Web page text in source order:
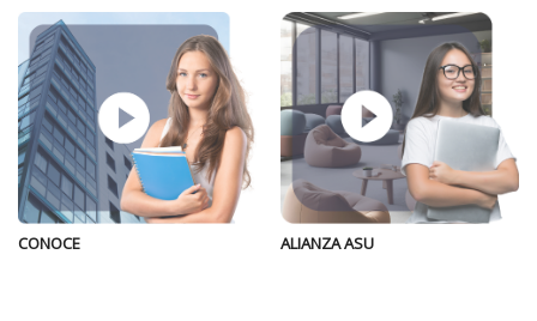
CONOCE ALIANZA ASU